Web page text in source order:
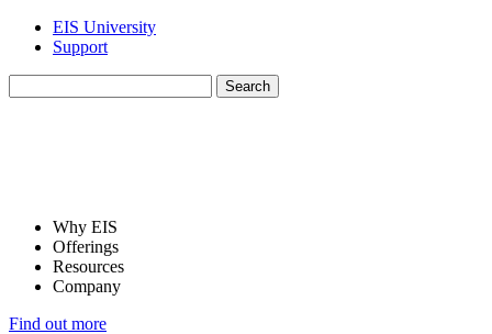
EIS University
Support
for:
Why EIS
Offerings
Resources
Company
Find out more